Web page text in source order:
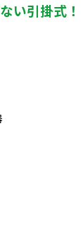
い引掛式！